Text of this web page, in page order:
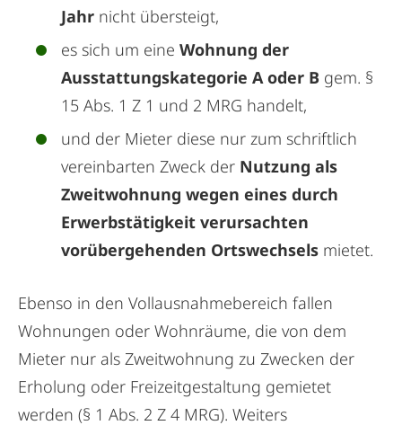
Jahr nicht übersteigt,
es sich um eine Wohnung der
Ausstattungskategorie A oder B gem. §
15 Abs. 1 Z 1 und 2 MRG handelt,
und der Mieter diese nur zum schriftlich
vereinbarten Zweck der Nutzung als
Zweitwohnung wegen eines durch
Erwerbstätigkeit verursachten
vorübergehenden Ortswechsels mietet.
Ebenso in den Vollausnahmebereich fallen
Wohnungen oder Wohnräume, die von dem
Mieter nur als Zweitwohnung zu Zwecken der
Erholung oder Freizeitgestaltung gemietet
werden (§ 1 Abs. 2 Z 4 MRG). Weiters